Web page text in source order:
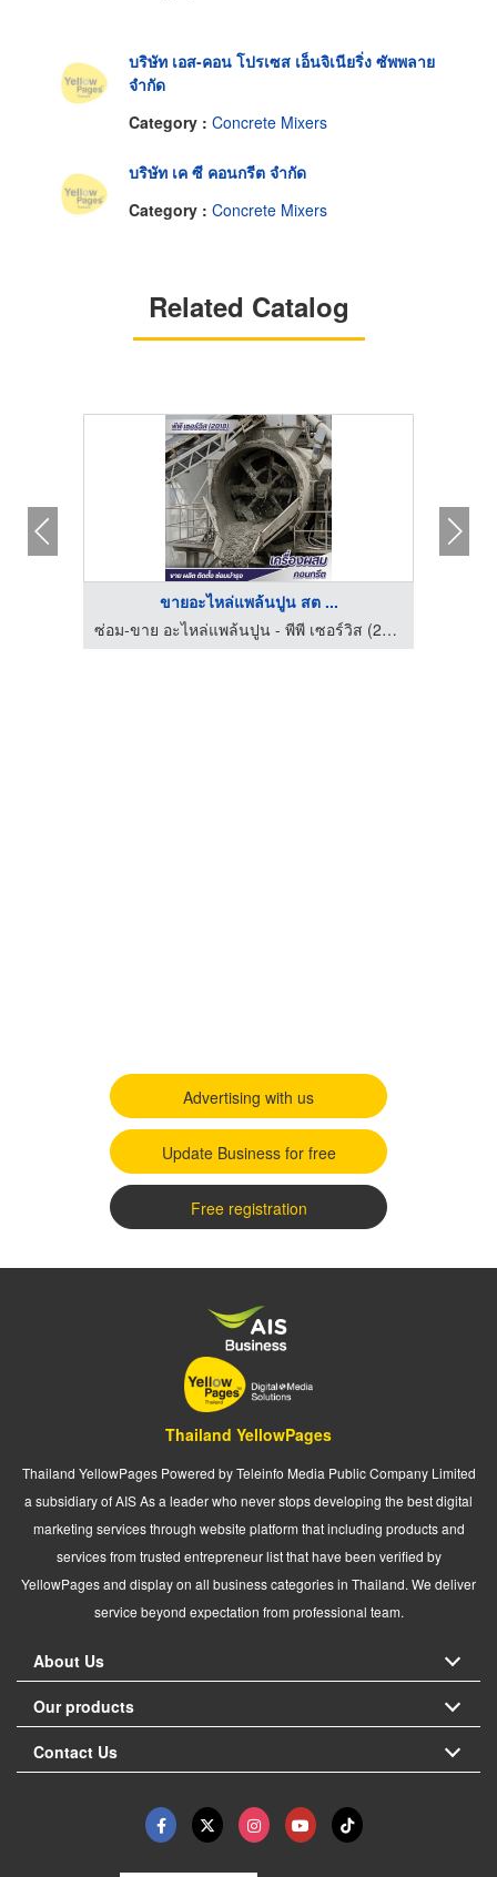
บริษัท เอส-คอน โปรเซส เอ็นจิเนียริ่ง ซัพพลาย
จำกัด
Category : Concrete Mixers
บริษัท เค ซี คอนกรีต จำกัด
Category : Concrete Mixers
Related Catalog
ขายอะไหล่แพล้นปูน สต ...
ซ่อม-ขาย อะไหล่แพล้นปูน - พีพี เซอร์วิส (2018)
Advertising with us
Update Business for free
Free registration
Thailand YellowPages
Thailand YellowPages Powered by Teleinfo Media Public Company Limited
a subsidiary of AIS As a leader who never stops developing the best digital
marketing services through website platform that including products and
services from trusted entrepreneur list that have been verified by
YellowPages and display on all business categories in Thailand. We deliver
service beyond expectation from professional team.
About Us
Our products
Contact Us